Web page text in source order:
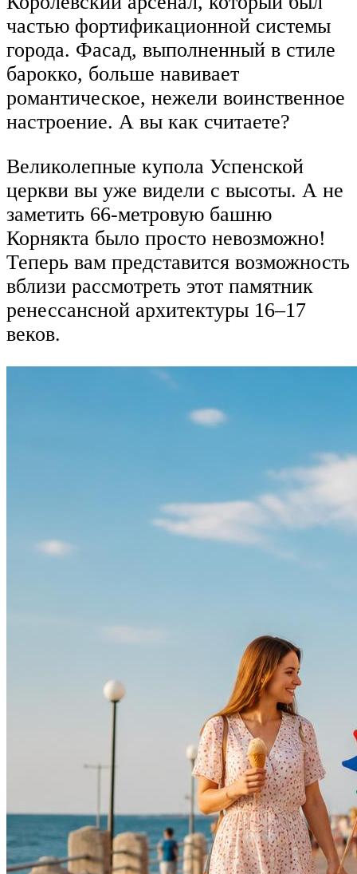
частью фортификационной системы
города. Фасад, выполненный в стиле
барокко, больше навивает
романтическое, нежели воинственное
настроение. А вы как считаете?
Великолепные купола Успенской
церкви вы уже видели с высоты. А не
заметить 66-метровую башню
Корнякта было просто невозможно!
Теперь вам представится возможность
вблизи рассмотреть этот памятник
ренессансной архитектуры 16–17
веков.